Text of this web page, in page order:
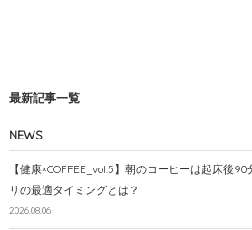
最新記事一覧
NEWS
【健康×COFFEE_vol.5】朝のコーヒーは起床後
リの最適タイミングとは？
2026.08.06